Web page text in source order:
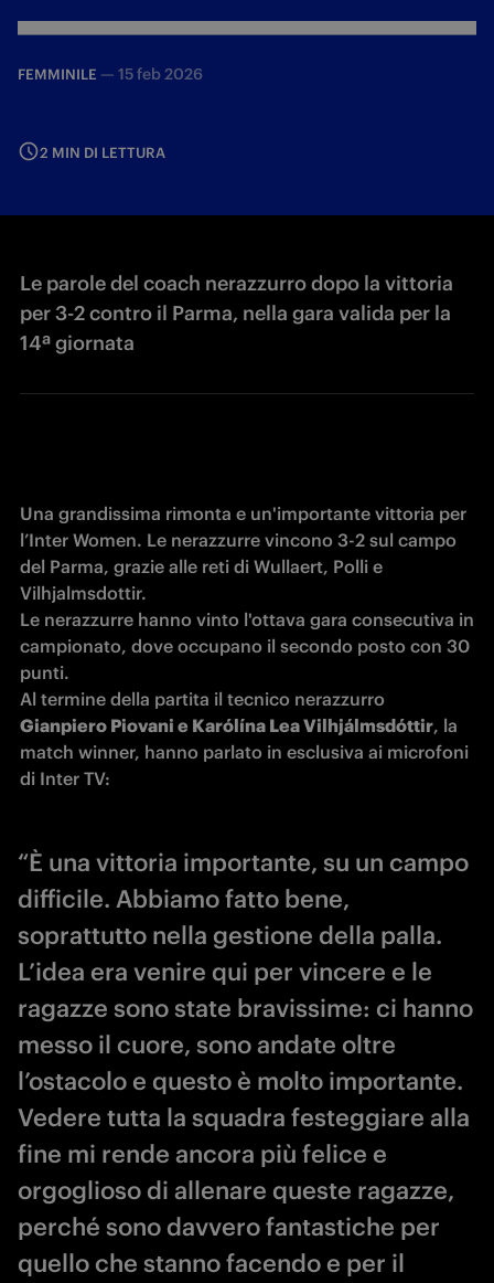
FEMMINILE — 15 feb 2026
2 MIN DI LETTURA
Le parole del coach nerazzurro dopo la vittoria
per 3-2 contro il Parma, nella gara valida per la
14ª giornata
Una grandissima rimonta e un'importante vittoria per
l’Inter Women. Le nerazzurre vincono 3-2 sul campo
del Parma, grazie alle reti di Wullaert, Polli e
Vilhjalmsdottir.
Le nerazzurre hanno vinto l'ottava gara consecutiva in
campionato, dove occupano il secondo posto con 30
punti.
Gianpiero Piovani e Karólína Lea Vilhjálmsdóttir, la
match winner, hanno parlato in esclusiva ai microfoni
di Inter TV:
“È una vittoria importante, su un campo
difficile. Abbiamo fatto bene,
soprattutto nella gestione della palla.
L’idea era venire qui per vincere e le
ragazze sono state bravissime: ci hanno
messo il cuore, sono andate oltre
l’ostacolo e questo è molto importante.
Vedere tutta la squadra festeggiare alla
fine mi rende ancora più felice e
orgoglioso di allenare queste ragazze,
perché sono davvero fantastiche per
quello che stanno facendo e per il